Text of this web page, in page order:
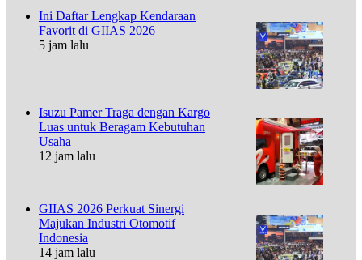
Ini Daftar Lengkap Kendaraan
Favorit di GIIAS 2026
5 jam lalu
Isuzu Pamer Traga dengan Kargo
Luas untuk Beragam Kebutuhan
Usaha
12 jam lalu
GIIAS 2026 Perkuat Sinergi
Majukan Industri Otomotif
Indonesia
14 jam lalu